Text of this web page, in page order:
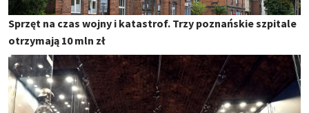
Sprzęt na czas wojny i katastrof. Trzy poznańskie szpitale
otrzymają 10 mln zł